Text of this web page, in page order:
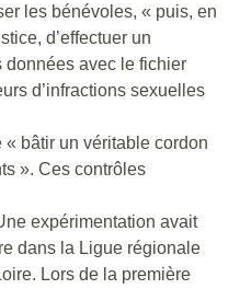
les bénévoles, « puis, en
d’effectuer un
données avec le fichier
d’infractions sexuelles
« bâtir un véritable cordon
». Ces contrôles
expérimentation avait
dans la Ligue régionale
Lors de la première